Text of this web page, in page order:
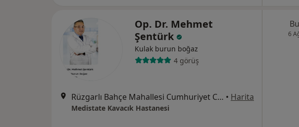
Op. Dr. Mehmet
Şentürk
Kulak burun boğaz
4 görüş
Rüzgarlı Bahçe Mahallesi Cumhuriyet Cad. No:24 Kavacık, Beykoz • Harita
Medistate Kavacık Hastanesi
6